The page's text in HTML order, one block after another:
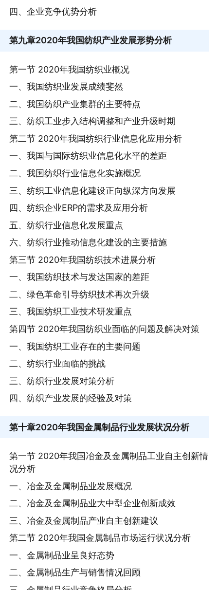
四、企业竞争优势分析
第九章2020年我国纺织产业发展形势分析
第一节 2020年我国纺织业概况
一、我国纺织业发展成绩斐然
二、我国纺织产业集群的主要特点
三、纺织工业步入结构调整和产业升级时期
第二节 2020年我国纺织行业信息化应用分析
一、我国与国际纺织业信息化水平的差距
二、我国纺织行业信息化实施概况
三、纺织工业信息化建设正向纵深方向发展
四、纺织企业ERP的需求及应用分析
五、纺织行业信息化发展重点
六、纺织行业推动信息化建设的主要措施
第三节 2020年我国纺织技术进展分析
一、我国纺织技术与发达国家的差距
二、绿色革命引导纺织技术再次升级
三、我国纺织工业技术研发重点
第四节 2020年我国纺织业面临的问题及解决对策
一、我国纺织工业存在的主要问题
二、纺织行业面临的挑战
三、纺织行业发展对策分析
四、纺织产业发展的经验及对策
第十章2020年我国金属制品行业发展状况分析
第一节 2020年我国冶金及金属制品工业自主创新情
况分析
一、冶金及金属制品业发展概况
二、冶金及金属制品业大中型企业创新成效
三、冶金及金属制品产业自主创新建议
第二节 2020年我国金属制品市场运行状况分析
一、金属制品业呈良好态势
二、金属制品生产与销售情况回顾